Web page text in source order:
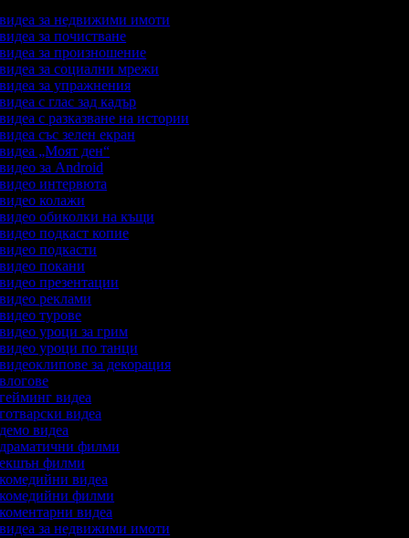
видеа за недвижими имоти
за почистване
за произношение
видеа за социални мрежи
за упражнения
с глас зад кадър
с разказване на истории
със зелен екран
„Моят ден“
за Android
интервюта
колажи
видео обиколки на къщи
подкаст копие
подкасти
покани
презентации
реклами
турове
уроци за грим
видео уроци по танци
за декорация
видеа
видеа
видеа
драматични филми
екшън филми
комедийни видеа
комедийни филми
видеа
видеа за недвижими имоти